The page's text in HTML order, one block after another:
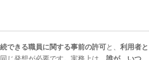
できる職員に関する事前の許可と、 利用者と